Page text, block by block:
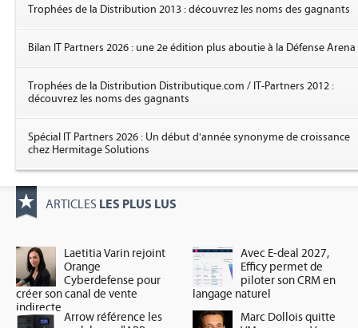
Trophées de la Distribution 2013 : découvrez les noms des gagnants
Bilan IT Partners 2026 : une 2e édition plus aboutie à la Défense Arena
Trophées de la Distribution Distributique.com / IT-Partners 2012 :
découvrez les noms des gagnants
Spécial IT Partners 2026 : Un début d'année synonyme de croissance
chez Hermitage Solutions
ARTICLES LES PLUS LUS
Laetitia Varin rejoint
Orange
Cyberdefense pour
créer son canal de vente
indirecte
Avec E-deal 2027,
Efficy permet de
piloter son CRM en
langage naturel
Arrow référence les
Marc Dollois quitte